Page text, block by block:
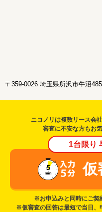
〒359-0026 埼玉県所沢市牛沼
ニコノリは複数リース会
審査に不安な方もお
1台限り
仮
※お申込みと同時にご契
※仮審査の回答は最短で当日、